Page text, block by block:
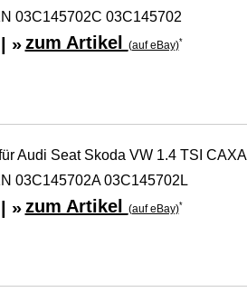
03C145702C 03C145702
» zum Artikel (auf eBay)*
Audi Seat Skoda VW 1.4 TSI CAXA
03C145702A 03C145702L
» zum Artikel (auf eBay)*